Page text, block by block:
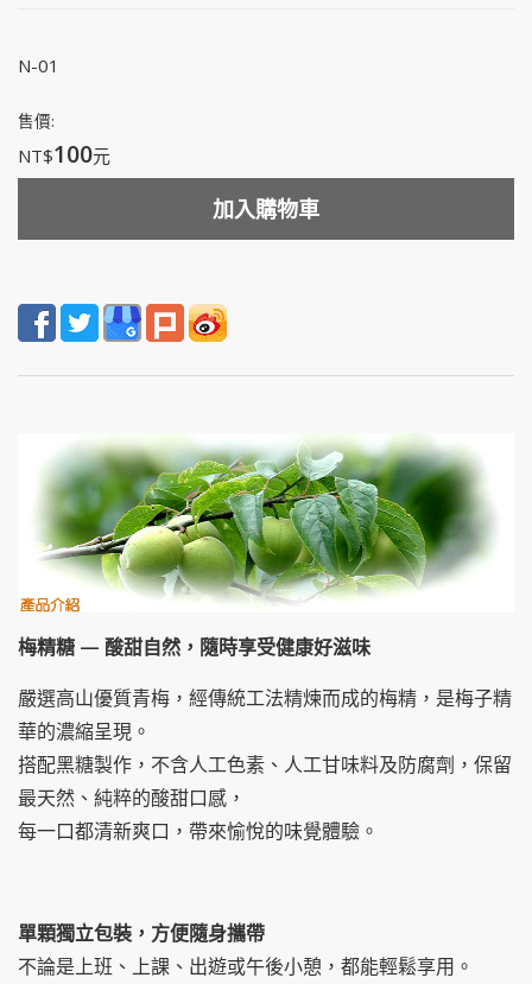
N-01
售價:
NT$100元
梅精糖 — 酸甜自然，隨時享受健康好滋味
嚴選高山優質青梅，經傳統工法精煉而成的梅精，是梅子精
華的濃縮呈現。
搭配黑糖製作，不含人工色素、人工甘味料及防腐劑，保留
最天然、純粹的酸甜口感，
每一口都清新爽口，帶來愉悅的味覺體驗。
單顆獨立包裝，方便隨身攜帶
不論是上班、上課、出遊或午後小憩，都能輕鬆享用。